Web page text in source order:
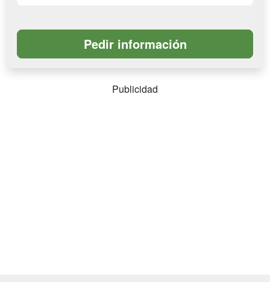
Publicidad